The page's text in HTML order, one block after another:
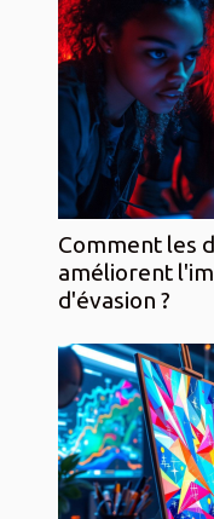
Comment les
améliorent
d'évasion ?